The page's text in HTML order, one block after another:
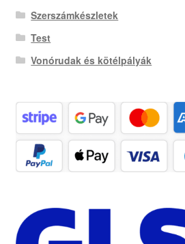
Szerszámkészletek
Test
Vonórudak és kötélpályák